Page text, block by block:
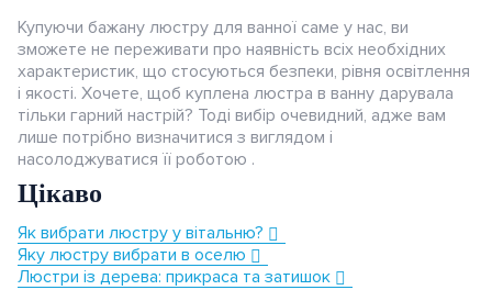
Купуючи бажану люстру для ванної саме у нас, ви
зможете не переживати про наявність всіх необхідних
характеристик, що стосуються безпеки, рівня освітлення
і якості. Хочете, щоб куплена люстра в ванну дарувала
тільки гарний настрій? Тоді вибір очевидний, адже вам
лише потрібно визначитися з виглядом і
насолоджуватися її роботою .
Цікаво
Як вибрати люстру у вітальню?
Яку люстру вибрати в оселю
Люстри із дерева: прикраса та затишок